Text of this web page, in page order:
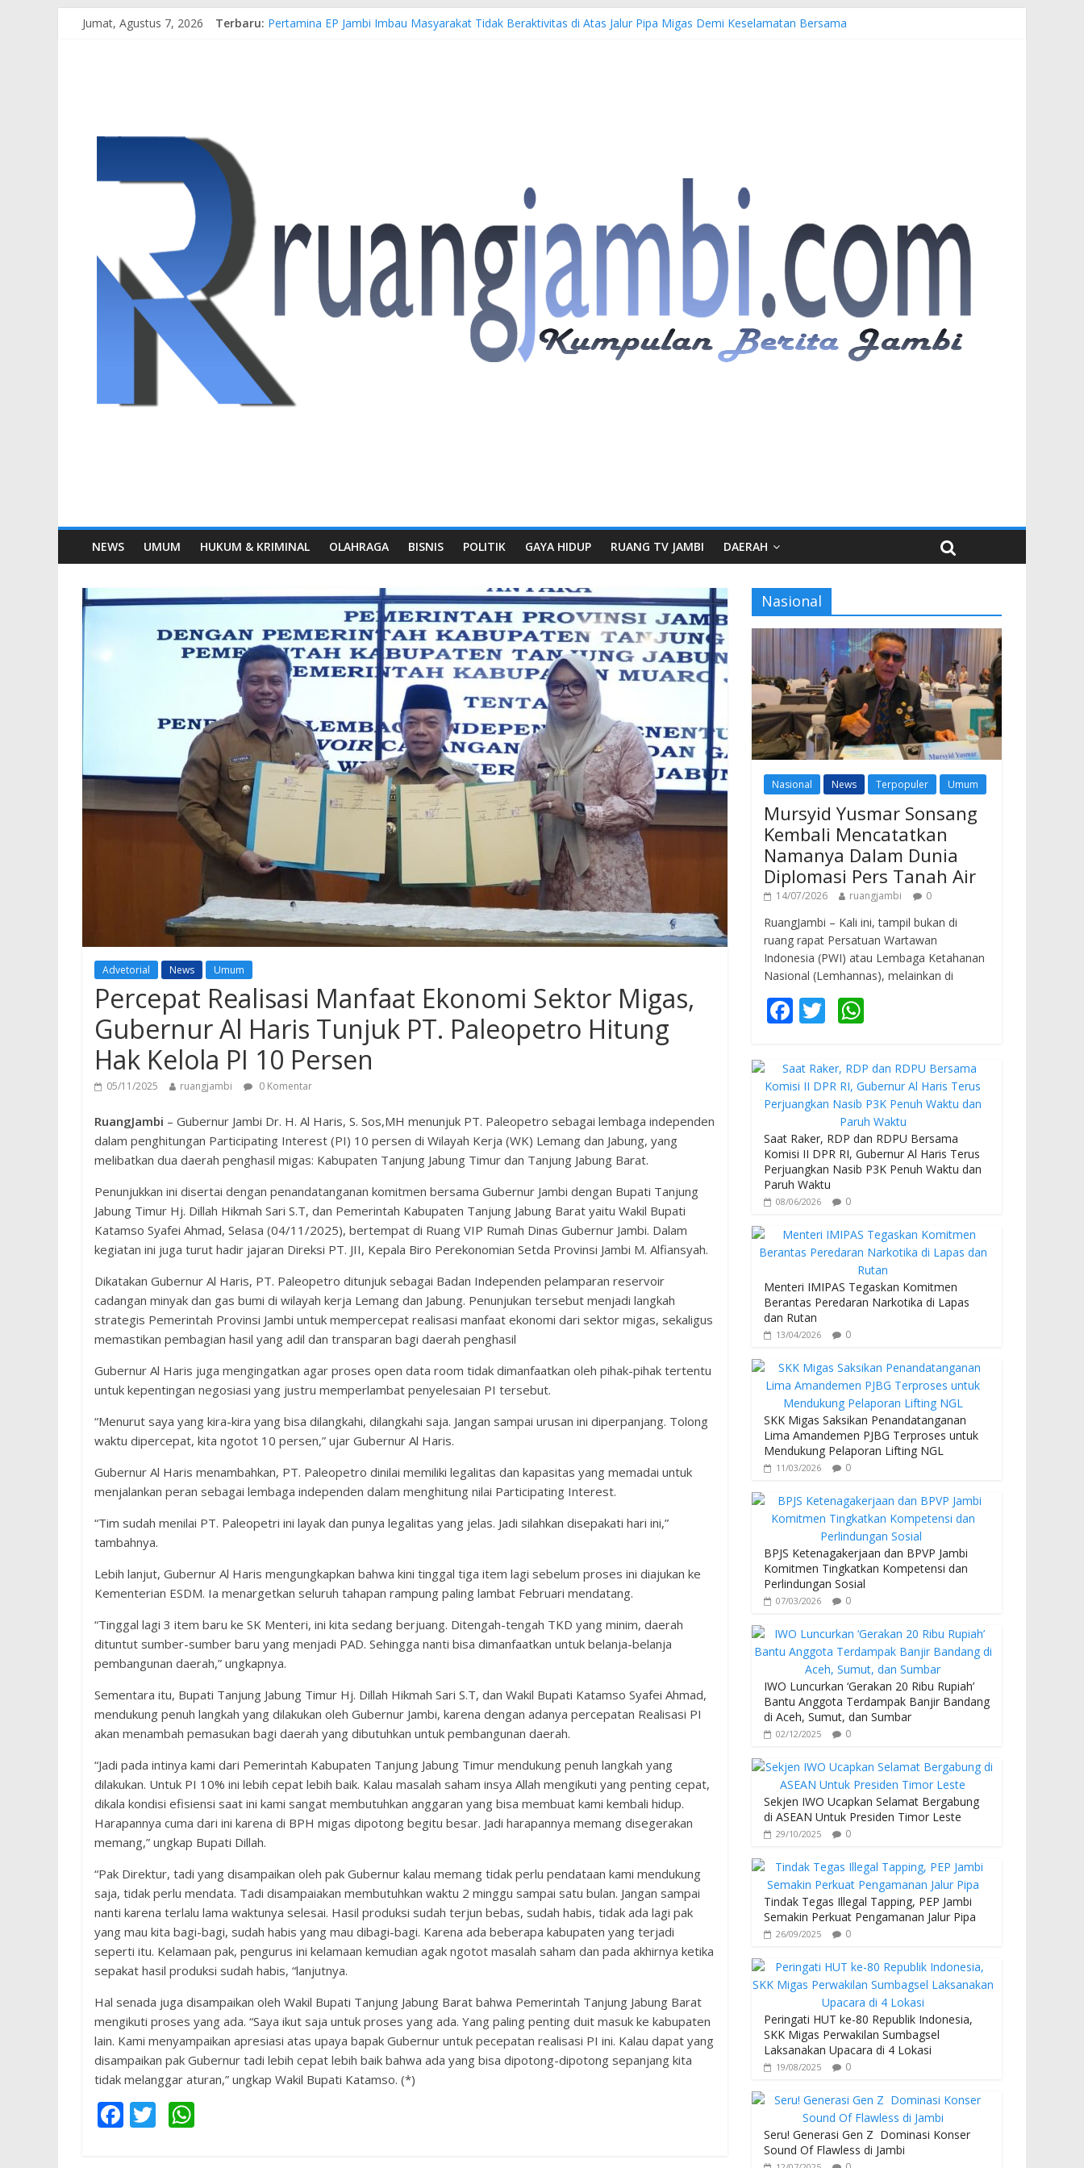
Jumat, Agustus 7, 2026 Terbaru: Pertamina EP Jambi Imbau Masyarakat Tidak Beraktivitas di Atas Jalur Pipa Migas Demi Keselamatan Bersama
NEWS UMUM HUKUM & KRIMINAL OLAHRAGA BISNIS POLITIK GAYA HIDUP RUANG TV JAMBI DAERAH
Advetorial News Umum
Percepat Realisasi Manfaat Ekonomi Sektor Migas,
Gubernur Al Haris Tunjuk PT. Paleopetro Hitung
Hak Kelola PI 10 Persen
05/11/2025 ruangjambi 0 Komentar
RuangJambi – Gubernur Jambi Dr. H. Al Haris, S. Sos,MH menunjuk PT. Paleopetro sebagai lembaga independen
dalam penghitungan Participating Interest (PI) 10 persen di Wilayah Kerja (WK) Lemang dan Jabung, yang
melibatkan dua daerah penghasil migas: Kabupaten Tanjung Jabung Timur dan Tanjung Jabung Barat.
Penunjukkan ini disertai dengan penandatanganan komitmen bersama Gubernur Jambi dengan Bupati Tanjung
Jabung Timur Hj. Dillah Hikmah Sari S.T, dan Pemerintah Kabupaten Tanjung Jabung Barat yaitu Wakil Bupati
Katamso Syafei Ahmad, Selasa (04/11/2025), bertempat di Ruang VIP Rumah Dinas Gubernur Jambi. Dalam
kegiatan ini juga turut hadir jajaran Direksi PT. JII, Kepala Biro Perekonomian Setda Provinsi Jambi M. Alfiansyah.
Dikatakan Gubernur Al Haris, PT. Paleopetro ditunjuk sebagai Badan Independen pelamparan reservoir
cadangan minyak dan gas bumi di wilayah kerja Lemang dan Jabung. Penunjukan tersebut menjadi langkah
strategis Pemerintah Provinsi Jambi untuk mempercepat realisasi manfaat ekonomi dari sektor migas, sekaligus
memastikan pembagian hasil yang adil dan transparan bagi daerah penghasil
Gubernur Al Haris juga mengingatkan agar proses open data room tidak dimanfaatkan oleh pihak-pihak tertentu
untuk kepentingan negosiasi yang justru memperlambat penyelesaian PI tersebut.
“Menurut saya yang kira-kira yang bisa dilangkahi, dilangkahi saja. Jangan sampai urusan ini diperpanjang. Tolong
waktu dipercepat, kita ngotot 10 persen,” ujar Gubernur Al Haris.
Gubernur Al Haris menambahkan, PT. Paleopetro dinilai memiliki legalitas dan kapasitas yang memadai untuk
menjalankan peran sebagai lembaga independen dalam menghitung nilai Participating Interest.
“Tim sudah menilai PT. Paleopetri ini layak dan punya legalitas yang jelas. Jadi silahkan disepakati hari ini,”
tambahnya.
Lebih lanjut, Gubernur Al Haris mengungkapkan bahwa kini tinggal tiga item lagi sebelum proses ini diajukan ke
Kementerian ESDM. Ia menargetkan seluruh tahapan rampung paling lambat Februari mendatang.
“Tinggal lagi 3 item baru ke SK Menteri, ini kita sedang berjuang. Ditengah-tengah TKD yang minim, daerah
dituntut sumber-sumber baru yang menjadi PAD. Sehingga nanti bisa dimanfaatkan untuk belanja-belanja
pembangunan daerah,” ungkapnya.
Sementara itu, Bupati Tanjung Jabung Timur Hj. Dillah Hikmah Sari S.T, dan Wakil Bupati Katamso Syafei Ahmad,
mendukung penuh langkah yang dilakukan oleh Gubernur Jambi, karena dengan adanya percepatan Realisasi PI
akan menambah pemasukan bagi daerah yang dibutuhkan untuk pembangunan daerah.
“Jadi pada intinya kami dari Pemerintah Kabupaten Tanjung Jabung Timur mendukung penuh langkah yang
dilakukan. Untuk PI 10% ini lebih cepat lebih baik. Kalau masalah saham insya Allah mengikuti yang penting cepat,
dikala kondisi efisiensi saat ini kami sangat membutuhkan anggaran yang bisa membuat kami kembali hidup.
Harapannya cuma dari ini karena di BPH migas dipotong begitu besar. Jadi harapannya memang disegerakan
memang,” ungkap Bupati Dillah.
“Pak Direktur, tadi yang disampaikan oleh pak Gubernur kalau memang tidak perlu pendataan kami mendukung
saja, tidak perlu mendata. Tadi disampaiakan membutuhkan waktu 2 minggu sampai satu bulan. Jangan sampai
nanti karena terlalu lama waktunya selesai. Hasil produksi sudah terjun bebas, sudah habis, tidak ada lagi pak
yang mau kita bagi-bagi, sudah habis yang mau dibagi-bagi. Karena ada beberapa kabupaten yang terjadi
seperti itu. Kelamaan pak, pengurus ini kelamaan kemudian agak ngotot masalah saham dan pada akhirnya ketika
sepakat hasil produksi sudah habis, “lanjutnya.
Hal senada juga disampaikan oleh Wakil Bupati Tanjung Jabung Barat bahwa Pemerintah Tanjung Jabung Barat
mengikuti proses yang ada. “Saya ikut saja untuk proses yang ada. Yang paling penting duit masuk ke kabupaten
lain. Kami menyampaikan apresiasi atas upaya bapak Gubernur untuk pecepatan realisasi PI ini. Kalau dapat yang
disampaikan pak Gubernur tadi lebih cepat lebih baik bahwa ada yang bisa dipotong-dipotong sepanjang kita
tidak melanggar aturan,” ungkap Wakil Bupati Katamso. (*)
F T
Nasional
Nasional News Terpopuler Umum
Mursyid Yusmar Sonsang
Kembali Mencatatkan
Namanya Dalam Dunia
Diplomasi Pers Tanah Air
14/07/2026 ruangjambi 0
RuangJambi – Kali ini, tampil bukan di
ruang rapat Persatuan Wartawan
Indonesia (PWI) atau Lembaga Ketahanan
Nasional (Lemhannas), melainkan di
F
e
b
o
o
k
T
itt
er
at
s
A
p
p
Saat Raker, RDP dan RDPU Bersama
Komisi II DPR RI, Gubernur Al Haris Terus
Perjuangkan Nasib P3K Penuh Waktu dan
Paruh Waktu
08/06/2026 0
Menteri IMIPAS Tegaskan Komitmen
Berantas Peredaran Narkotika di Lapas
dan Rutan
13/04/2026 0
SKK Migas Saksikan Penandatanganan
Lima Amandemen PJBG Terproses untuk
Mendukung Pelaporan Lifting NGL
11/03/2026 0
BPJS Ketenagakerjaan dan BPVP Jambi
Komitmen Tingkatkan Kompetensi dan
Perlindungan Sosial
07/03/2026 0
IWO Luncurkan ‘Gerakan 20 Ribu Rupiah’
Bantu Anggota Terdampak Banjir Bandang
di Aceh, Sumut, dan Sumbar
02/12/2025 0
Sekjen IWO Ucapkan Selamat Bergabung
di ASEAN Untuk Presiden Timor Leste
29/10/2025 0
Tindak Tegas Illegal Tapping, PEP Jambi
Semakin Perkuat Pengamanan Jalur Pipa
26/09/2025 0
Peringati HUT ke-80 Republik Indonesia,
SKK Migas Perwakilan Sumbagsel
Laksanakan Upacara di 4 Lokasi
19/08/2025 0
Seru! Generasi Gen Z Dominasi Konser
Sound Of Flawless di Jambi